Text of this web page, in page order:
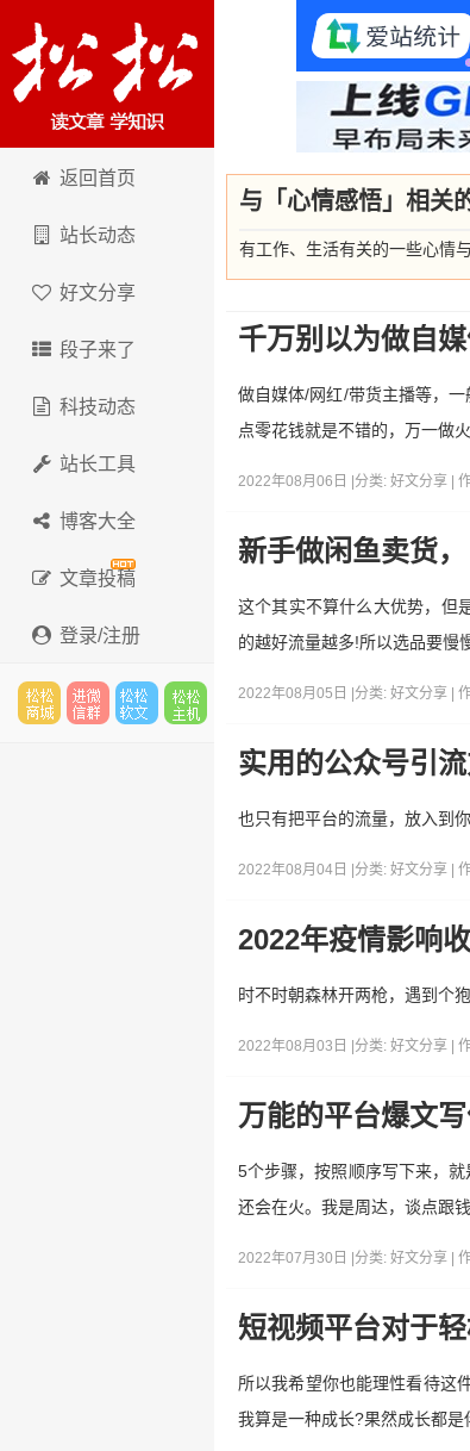
卢松松博客
返回首页
站长动态
好文分享
段子来了
科技动态
站长工具
博客大全
文章投稿
登录/注册
与「心情感悟」相关
有工作、生活有关的一些心情与
千万别以为做自
做自媒体/网红/带货主播等，
点零花钱就是不错的，万一做
2022年08月06日 | 分类: 好文分享 |
新手做闲鱼卖货
这个其实不算什么大优势，但
的越好流量越多!所以选品要慢
2022年08月05日 | 分类: 好文分享 |
实用的公众号引
也只有把平台的流量，放入到
2022年08月04日 | 分类: 好文分享 |
2022年疫情影响
时不时朝森林开两枪，遇到个
2022年08月03日 | 分类: 好文分享 |
万能的平台爆文
5个步骤，按照顺序写下来，
还会在火。我是周达，谈点跟钱
2022年07月30日 | 分类: 好文分享 |
短视频平台对于
所以我希望你也能理性看待这
我算是一种成长?果然成长都